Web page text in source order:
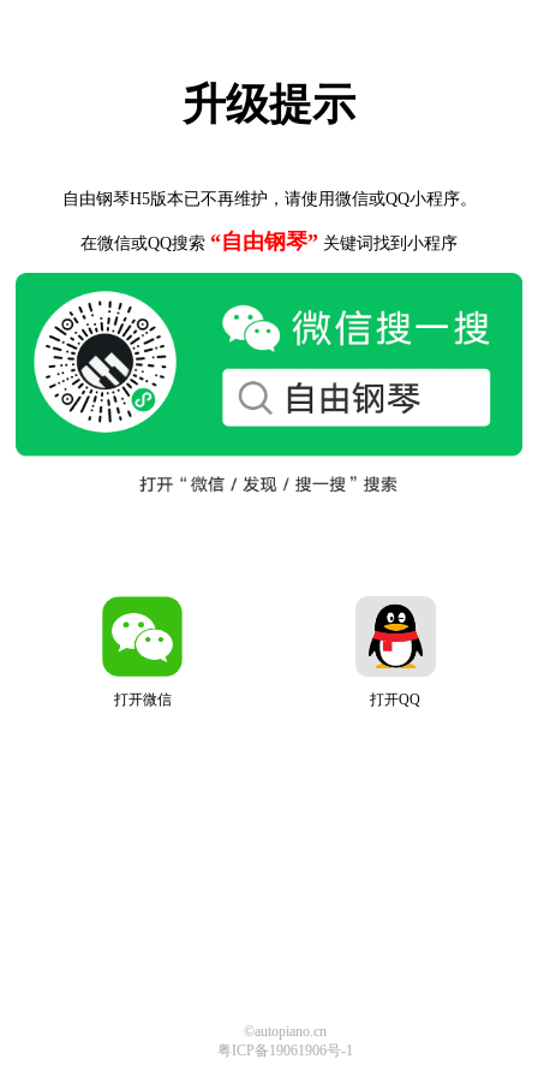
升级提示
自由钢琴H5版本已不再维护，请使用微信或QQ小程序。
在微信或QQ搜索 “自由钢琴” 关键词找到小程序
打开微信 打开QQ
©autopiano.cn
粤ICP备19061906号-1